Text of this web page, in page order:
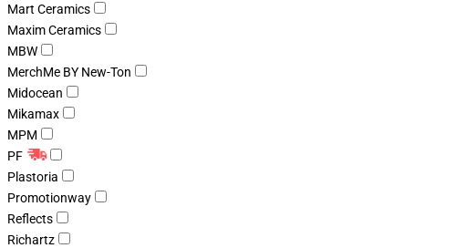
Mart Ceramics
Maxim Ceramics
MBW
MerchMe BY New-Ton
Midocean
Mikamax
MPM
PF
Plastoria
Promotionway
Reflects
Richartz